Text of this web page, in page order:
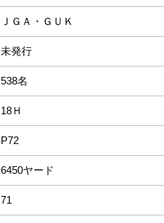
ＪＧＡ・ＧＵＫ
未発行
538名
18Ｈ
P72
6450ヤード
71